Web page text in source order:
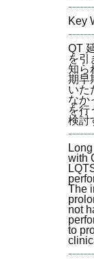
Key
QT
を引
知ら
期早
いた
なか
を行
検討
with
The
not
to